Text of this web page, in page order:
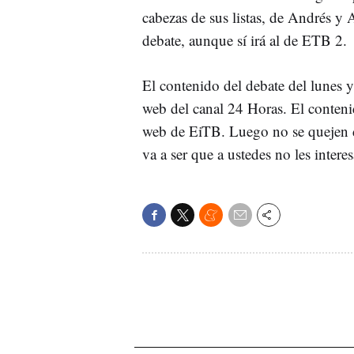
cabezas de sus listas, de Andrés
debate, aunque sí irá al de ETB 2.
El contenido del debate del lunes
web del canal 24 Horas. El
web de EiTB. Luego no se
va a ser que a ustedes no les